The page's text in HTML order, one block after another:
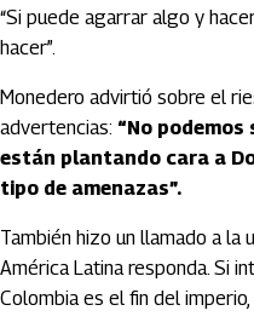
“Si puede agarrar algo y
hacer”.
Monedero advirtió sobre el
advertencias: “No podemos
están plantando cara a
tipo de amenazas”.
También hizo un llamado a la
América Latina responda. Si
Colombia es el fin del imperio,